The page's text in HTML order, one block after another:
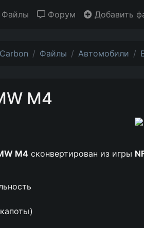
Файлы Форум Добавить
Файлы Автомобили
M4
M4 сконвертирован из игры